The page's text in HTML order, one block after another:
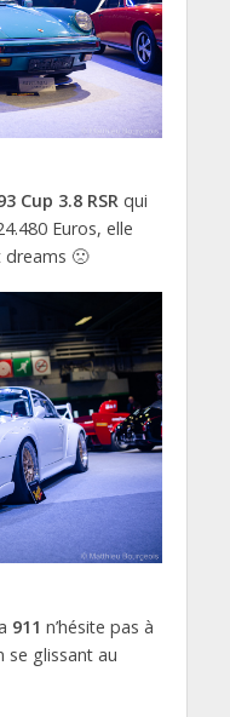
Cup 3.8 RSRqui
Euros, elle
dreams 🙁
911 n’hésite pas à
se glissant au